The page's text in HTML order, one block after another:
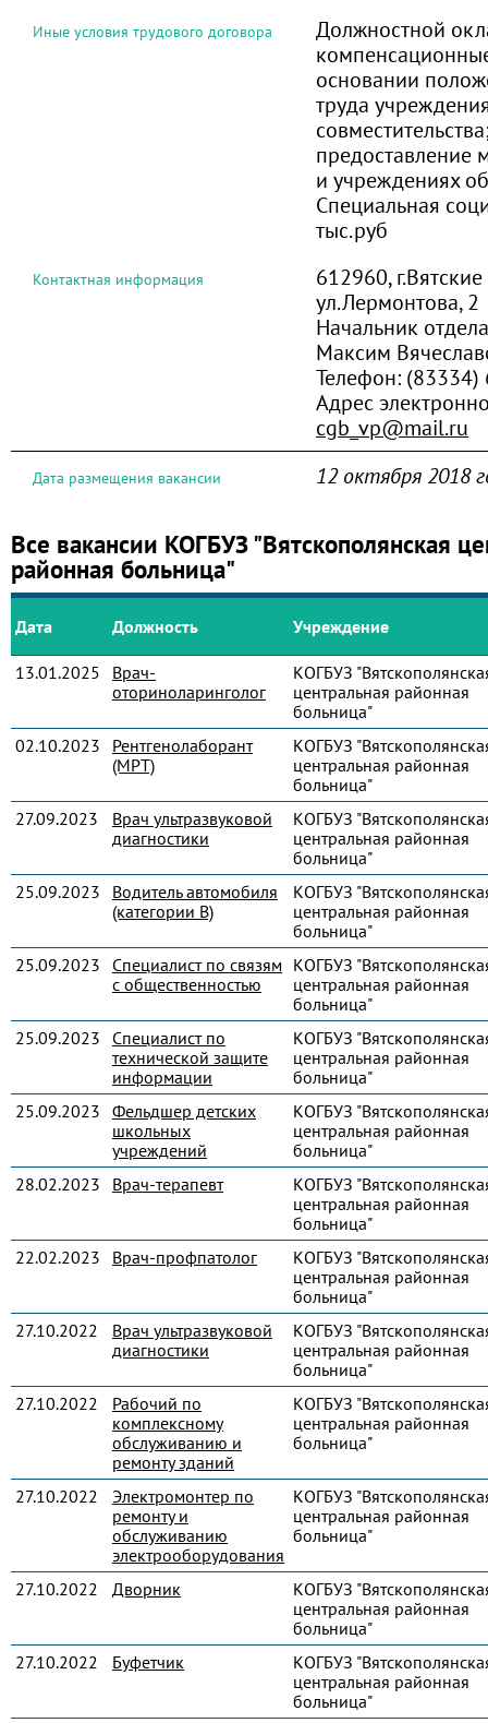
Иные условия трудового договора
Должностной
основании
труда
предоставление
и учреждениях
Специальная
тыс.руб
Контактная информация
612960,
ул.Лермонтова, 2
Начальник
Максим
Телефон: (83334)
Адрес
cgb_vp@mail.ru
Дата размещения вакансии 12 октября 2018
Все вакансии КОГБУЗ "Вятскополянская
районная больница"
Дата Должность Учреждение
13.01.2025
Врач-
оториноларинголог
КОГБУЗ
центральная районная
больница"
02.10.2023
Рентгенолаборант
(МРТ)
КОГБУЗ
центральная районная
больница"
27.09.2023
Врач ультразвуковой
диагностики
КОГБУЗ
центральная районная
больница"
25.09.2023
Водитель автомобиля
(категории В)
КОГБУЗ
центральная районная
больница"
25.09.2023
Специалист по связям
с общественностью
КОГБУЗ
центральная районная
больница"
25.09.2023
Специалист по
технической защите
информации
КОГБУЗ
центральная районная
больница"
25.09.2023 Фельдшер детских
школьных
учреждений
КОГБУЗ
центральная районная
больница"
28.02.2023
Врач-терапевт
КОГБУЗ
центральная районная
больница"
22.02.2023
Врач-профпатолог
КОГБУЗ
центральная районная
больница"
27.10.2022
Врач ультразвуковой
диагностики
КОГБУЗ
центральная районная
больница"
27.10.2022
Рабочий по
комплексному
обслуживанию и
ремонту зданий
КОГБУЗ
центральная районная
больница"
27.10.2022
Электромонтер по
ремонту и
обслуживанию
электрооборудования
КОГБУЗ
центральная районная
больница"
27.10.2022 Дворник
КОГБУЗ
центральная районная
больница"
27.10.2022
Буфетчик
КОГБУЗ
центральная районная
больница"